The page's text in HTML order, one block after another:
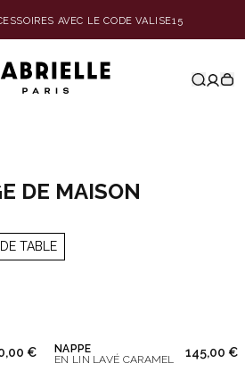
AVEC LE CODE VALISE15
DE MAISON
DE TABLE
€
NAPPE
EN LIN LAVÉ CARAMEL
145,00 €